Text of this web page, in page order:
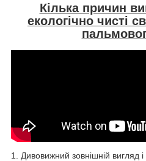
Кілька причин
екологічно чисті
1. Дивовижний зовнішній вигляд